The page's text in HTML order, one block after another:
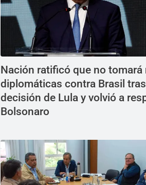
Nación ratificó que no tomará
diplomáticas contra Brasil
decisión de Lula y volvió a
Bolsonaro